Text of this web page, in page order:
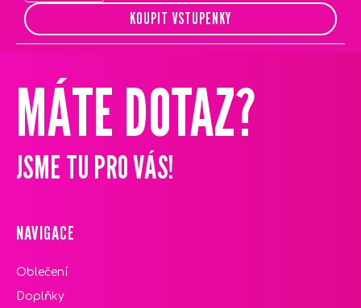
KOUPIT VSTUPENKY
MÁTE DOTAZ?
JSME TU PRO VÁS!
NAVIGACE
Oblečení
Doplňky